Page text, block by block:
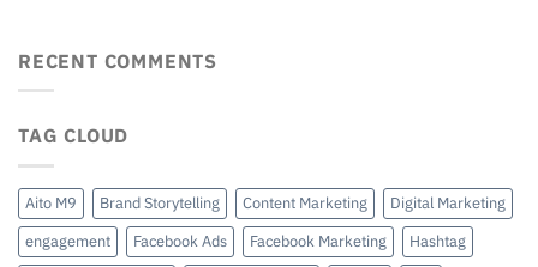
RECENT COMMENTS
TAG CLOUD
Aito M9 Brand Storytelling Content Marketing
Digital Marketing
engagement
Facebook Ads Facebook Marketing
Hashtag